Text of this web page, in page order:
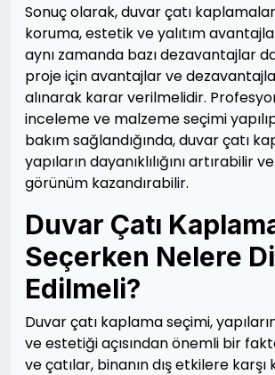
Sonuç olarak, duvar çatı
koruma, estetik ve yalıtım
aynı zamanda bazı dezavantajlar
proje için avantajlar ve
alınarak karar verilmelidir.
inceleme ve malzeme seçimi
bakım sağlandığında, duvar çatı
yapıların dayanıklılığını artırabilir
görünüm kazandırabilir.
Duvar Çatı
Seçerken Nelere
Edilmeli?
Duvar çatı kaplama seçimi, yapıların
ve estetiği açısından önemli bir
ve çatılar, binanın dış etkilere karşı